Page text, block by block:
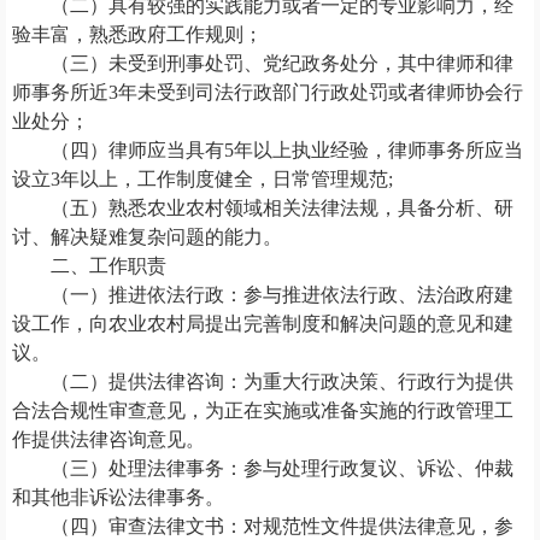
（二）具有较强的实践能力或者一定的专业影响力，经
验丰富，熟悉政府工作规则；
（三）未受到刑事处罚、党纪政务处分，其中律师和律
师事务所近3年未受到司法行政部门行政处罚或者律师协会行
业处分；
（四）律师应当具有5年以上执业经验，律师事务所应当
设立3年以上，工作制度健全，日常管理规范;
（五）熟悉农业农村领域相关法律法规，具备分析、研
讨、解决疑难复杂问题的能力。
二、工作职责
（一）推进依法行政：参与推进依法行政、法治政府建
设工作，向农业农村局提出完善制度和解决问题的意见和建
议。
（二）提供法律咨询：为重大行政决策、行政行为提供
合法合规性审查意见，为正在实施或准备实施的行政管理工
作提供法律咨询意见。
（三）处理法律事务：参与处理行政复议、诉讼、仲裁
和其他非诉讼法律事务。
（四）审查法律文书：对规范性文件提供法律意见，参